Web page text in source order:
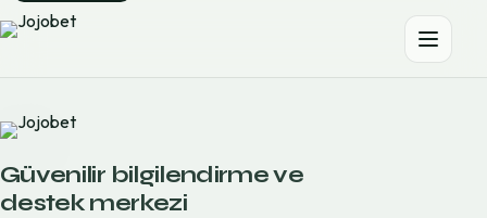
Güvenilir bilgilendirme ve
destek merkezi